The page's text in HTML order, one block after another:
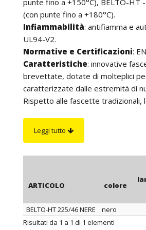
(con punte fino a +180°C).
Infiammabilità: antifiamma e
UL94-V2.
Normative e Certificazioni:
Caratteristiche: innovative
brevettate, dotate di molteplici
caratterizzate dalle estremità di
Rispetto alle fascette tradizionali,
necessario ridurre l’ingombro dei
Inoltre, dopo il taglio della
preassemblaggio che consente la
riapertura delle fascette fino al
Leggi tutto
ARTICOLO colore
ARTICOLO colore
BELTO-HT 225/46 NERE nero
Risultati da 1 a 1 di 1 elementi